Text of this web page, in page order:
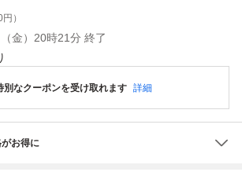
円）
金）20時21分 終了
別なクーポンを受け取れます 詳細
お得に